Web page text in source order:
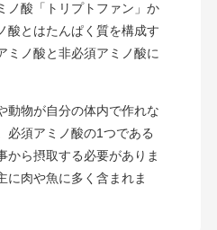
ノ酸「トリプトファン」か
酸とはたんぱく質を構成す
ミノ酸と非必須アミノ酸に
動物が自分の体内で作れな
必須アミノ酸の1つである
から摂取する必要がありま
に肉や魚に多く含まれま